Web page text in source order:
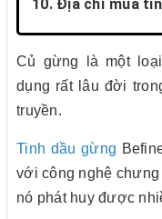
10. Địa chỉ mua
Củ gừng là một
dụng rất lâu đời
truyền.
Tinh dầu gừng
với công nghệ
nó phát huy được